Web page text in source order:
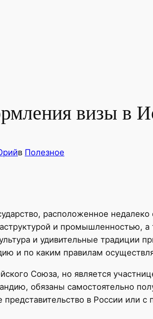
визы в
в Полезное
расположенное
и промышленностью,
и удивительные традиции
и по каким правилам
Союза, но является
обязаны самостоятельно
представительство в России или